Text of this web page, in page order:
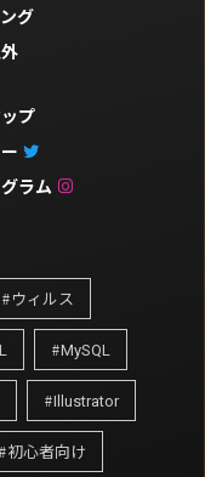
グ
プ
ラム
ウィルス
MySQL
Illustrator
初心者向け